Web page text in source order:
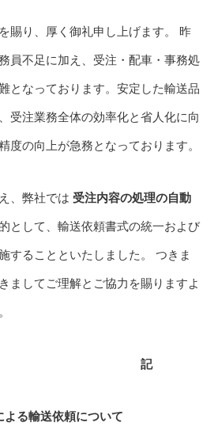
ント
リシー
賜り、厚く御礼申し上げます。 昨
員不足に加え、受注・配車・事務処
となっております。安定した輸送品
受注業務全体の効率化と省人化に向
度の向上が急務となっております。
、弊社では 受注内容の処理の自動
として、輸送依頼書式の統一および
することといたしました。 つきま
ましてご理解とご協力を賜りますよ
記
よる輸送依頼について